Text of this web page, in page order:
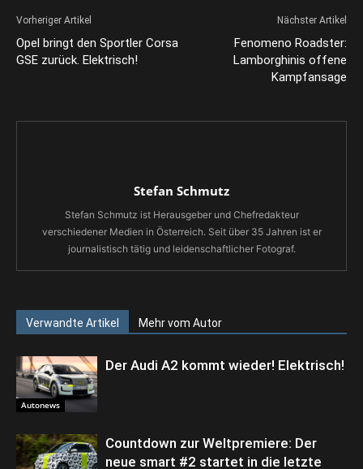
Vorheriger Artikel
Opel bringt den Sportler Corsa
GSE zurück. Elektrisch!
Nächster Artikel
Fenomeno Roadster:
Lamborghinis offene
Kampfansage
Stefan Schmutz
Stefan Schmutz ist Herausgeber und Chefredakteur
verschiedener Medien in Österreich. Seit über 35 Jahren ist er
journalistisch tätig und leidenschaftlicher Fotograf.
Verwandte Artikel Mehr vom Autor
Autonews
Der Audi A2 kommt wieder! Elektrisch!
Countdown zur Weltpremiere: Der
neue smart #2 startet in die letzte